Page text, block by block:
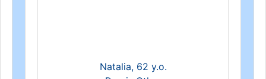
Natalia, 62 y.o.